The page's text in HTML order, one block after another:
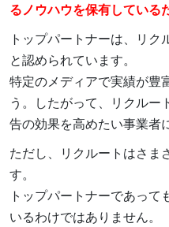
るノウハウを保有している
トップパートナーは、リ
と認められています。
特定のメディアで実績が豊
う。したがって、リクルー
告の効果を高めたい事業者
ただし、リクルートはさま
す。
トップパートナーであっ
いるわけではありません。